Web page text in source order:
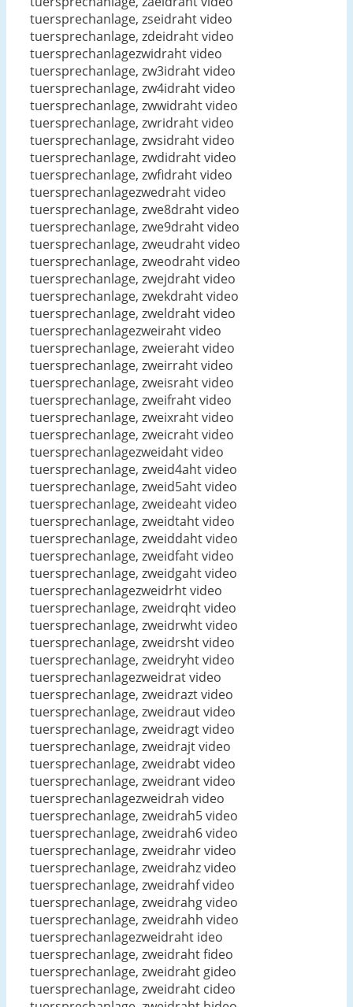
tuersprechanlage, zseidraht video
tuersprechanlage, zdeidraht video
tuersprechanlagezwidraht video
tuersprechanlage, zw3idraht video
tuersprechanlage, zw4idraht video
tuersprechanlage, zwwidraht video
tuersprechanlage, zwridraht video
tuersprechanlage, zwsidraht video
tuersprechanlage, zwdidraht video
tuersprechanlage, zwfidraht video
tuersprechanlagezwedraht video
tuersprechanlage, zwe8draht video
tuersprechanlage, zwe9draht video
tuersprechanlage, zweudraht video
tuersprechanlage, zweodraht video
tuersprechanlage, zwejdraht video
tuersprechanlage, zwekdraht video
tuersprechanlage, zweldraht video
tuersprechanlagezweiraht video
tuersprechanlage, zweieraht video
tuersprechanlage, zweirraht video
tuersprechanlage, zweisraht video
tuersprechanlage, zweifraht video
tuersprechanlage, zweixraht video
tuersprechanlage, zweicraht video
tuersprechanlagezweidaht video
tuersprechanlage, zweid4aht video
tuersprechanlage, zweid5aht video
tuersprechanlage, zweideaht video
tuersprechanlage, zweidtaht video
tuersprechanlage, zweiddaht video
tuersprechanlage, zweidfaht video
tuersprechanlage, zweidgaht video
tuersprechanlagezweidrht video
tuersprechanlage, zweidrqht video
tuersprechanlage, zweidrwht video
tuersprechanlage, zweidrsht video
tuersprechanlage, zweidryht video
tuersprechanlagezweidrat video
tuersprechanlage, zweidrazt video
tuersprechanlage, zweidraut video
tuersprechanlage, zweidragt video
tuersprechanlage, zweidrajt video
tuersprechanlage, zweidrabt video
tuersprechanlage, zweidrant video
tuersprechanlagezweidrah video
tuersprechanlage, zweidrah5 video
tuersprechanlage, zweidrah6 video
tuersprechanlage, zweidrahr video
tuersprechanlage, zweidrahz video
tuersprechanlage, zweidrahf video
tuersprechanlage, zweidrahg video
tuersprechanlage, zweidrahh video
tuersprechanlagezweidraht ideo
tuersprechanlage, zweidraht fideo
tuersprechanlage, zweidraht gideo
tuersprechanlage, zweidraht cideo